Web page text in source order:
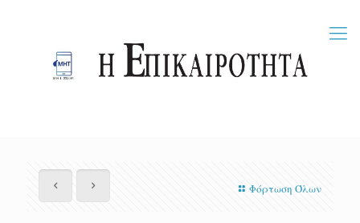
Φόρτωση Όλων